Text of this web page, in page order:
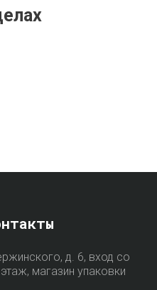
д. 6, вход со
магазин упаковки